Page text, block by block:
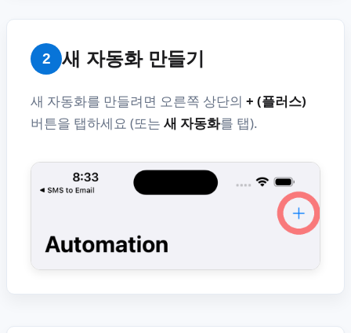
2 새 자동화 만들기
새 자동화를 만들려면 오른쪽 상단의 + (플러스)
버튼을 탭하세요 (또는 새 자동화를 탭).